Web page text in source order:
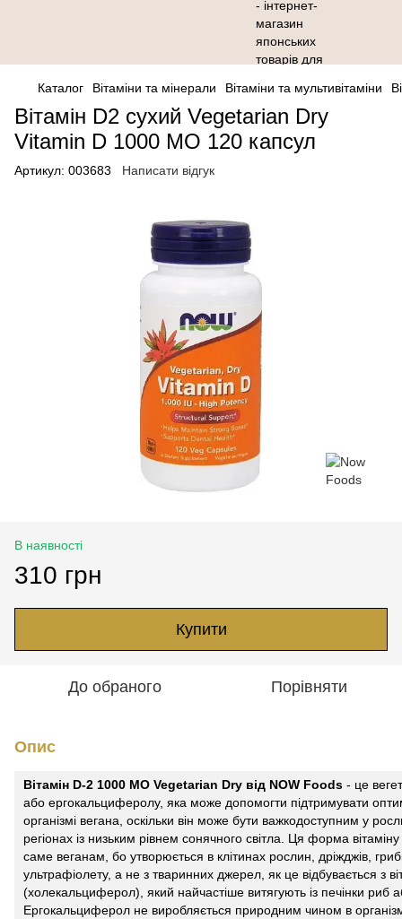
Каталог Вітаміни та мінерали Вітаміни та мультивітаміни
Вітамін D2 сухий Vegetarian Dry
Vitamin D 1000 МО 120 капсул
Артикул: 003683 Написати відгук
В наявності
310 грн
Купити
До обраного Порівняти
Опис
Вітамін D-2 1000 МО Vegetarian Dry від NOW Foods - це
або ергокальциферолу, яка може допомогти підтримувати
організмі вегана, оскільки він може бути важкодоступним у
регіонах із низьким рівнем сонячного світла. Ця форма
саме веганам, бо утворюється в клітинах рослин, дріжджів,
ультрафіолету, а не з тваринних джерел, як це відбувається з
(холекальциферол), який найчастіше витягують із печінки риб
Ергокальциферол не виробляється природним чином в